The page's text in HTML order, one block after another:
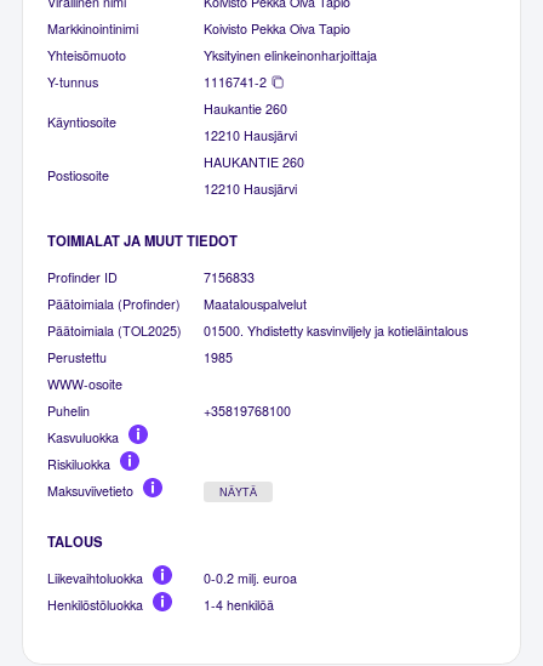
Markkinointinimi
Koivisto Pekka Oiva Tapio
Yhteisömuoto
Yksityinen elinkeinonharjoittaja
Y-tunnus
1116741-2
Käyntiosoite
Haukantie 260
12210 Hausjärvi
Postiosoite
HAUKANTIE 260
12210 Hausjärvi
TOIMIALAT JA MUUT TIEDOT
Profinder ID
7156833
Päätoimiala (Profinder)
Maatalouspalvelut
Päätoimiala (TOL2025)
01500. Yhdistetty kasvinviljely ja kotieläintalous
Perustettu
1985
WWW-osoite
Puhelin
+35819768100
Kasvuluokka
Riskiluokka
Maksuviivetieto
NÄYTÄ
TALOUS
Liikevaihtoluokka
0-0.2 milj. euroa
Henkilöstöluokka
1-4 henkilöä